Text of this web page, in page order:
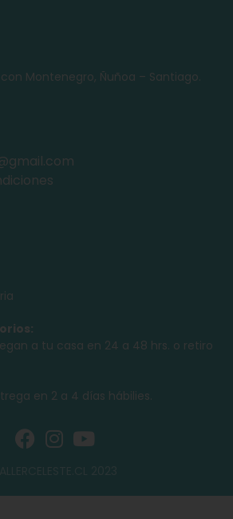
Montenegro, Ñuñoa – Santiago.
a tu casa en 24 a 48 hrs. o retiro
en 2 a 4 días hábilies.